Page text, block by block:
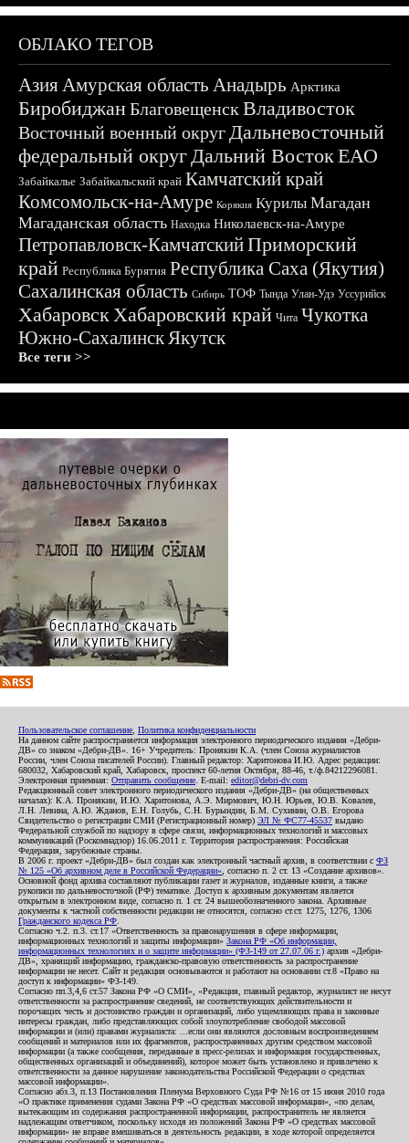
ОБЛАКО ТЕГОВ
АзияАмурская область Анадырь Арктика
БиробиджанБлаговещенскВладивосток
Восточный военный округДальневосточный
федеральный округДальний ВостокЕАО
Забайкалье Забайкальский край Камчатский край
Комсомольск-на-Амуре Корякия Курилы Магадан
Магаданская область Находка Николаевск-на-Амуре
Петропавловск-КамчатскийПриморский
край Республика Бурятия Республика Саха (Якутия)
Сахалинская область Сибирь ТОФ Тында Улан-Удэ Уссурийск
ХабаровскХабаровский край Чита Чукотка
Южно-СахалинскЯкутск
Все теги >>
Пользовательское соглашение Политика конфиденциальности
На данном сайте распространяется информация электронного периодического издания «Дебри-
ДВ» со знаком «Дебри-ДВ». 16+ Учредитель: Пронякин К.А. (член Союза журналистов
России, член Союза писателей России). Главный редактор: Харитонова И.Ю. Адрес редакции:
680032, Хабаровский край, Хабаровск, проспект 60-летия Октября, 88-46, т./ф.84212296081.
Электронная приемная: Отправить сообщение . E-mail: editor@debri-dv.com
Редакционный совет электронного периодического издания «Дебри-ДВ» (на общественных
началах): К.А. Пронякин, И.Ю. Харитонова, А.Э. Мирмович, Ю.Н. Юрьев, Ю.В. Ковалев,
Л.Н. Левина, А.Ю. Жданов, Е.Н. Голубь, С.Н. Бурындин, Б.М. Сухинин, О.В. Егорова
Свидетельство о регистрации СМИ (Регистрационный номер) ЭЛ № ФС77-45537 выдано
Федеральной службой по надзору в сфере связи, информационных технологий и массовых
коммуникаций (Роскомнадзор) 16.06.2011 г. Территория распространения: Российская
Федерация, зарубежные страны.
В 2006 г. проект «Дебри-ДВ» был создан как электронный частный архив, в соответствии с ФЗ
№ 125 «Об архивном деле в Российской Федерации» , согласно п. 2 ст. 13 «Создание архивов».
Основной фонд архива составляют публикации газет и журналов, изданные книги, а также
рукописи по дальневосточной (РФ) тематике. Доступ к архивным документам является
открытым в электронном виде, согласно п. 1 ст. 24 вышеобозначенного закона. Архивные
документы к частной собственности редакции не относятся, согласно ст.ст. 1275, 1276, 1306
Гражданского кодекса РФ
Согласно ч.2. п.3. ст.17 «Ответственность за правонарушения в сфере информации,
информационных технологий и защиты информации» Закона РФ «Об информации,
информационных технологиях и о защите информации» (ФЗ-149 от 27.07.06 г.) архив «Дебри-
ДВ», хранящий информацию, гражданско-правовую ответственность за распространение
информации не несет. Сайт и редакция основываются и работают на основании ст.8 «Право на
доступ к информации» ФЗ-149.
Согласно пп.3,4,6 ст.57 Закона РФ «О СМИ», «Редакция, главный редактор, журналист не несут
ответственности за распространение сведений, не соответствующих действительности и
порочащих честь и достоинство граждан и организаций, либо ущемляющих права и законные
интересы граждан, либо представляющих собой злоупотребление свободой массовой
информации и (или) правами журналиста: ...если они являются дословным воспроизведением
сообщений и материалов или их фрагментов, распространенных другим средством массовой
информации (а также сообщения, переданные в пресс-релизах и информация государственных,
общественных организаций и объединений), которое может быть установлено и привлечено к
ответственности за данное нарушение законодательства Российской Федерации о средствах
массовой информации».
Согласно абз.3, п.13 Постановления Пленума Верховного Суда РФ №16 от 15 июня 2010 года
«О практике применения судами Закона РФ «О средствах массовой информации», «по делам,
вытекающим из содержания распространенной информации, распространитель не является
надлежащим ответчиком, поскольку исходя из положений Закона РФ «О средствах массовой
информации» не вправе вмешиваться в деятельность редакции, в ходе которой определяется